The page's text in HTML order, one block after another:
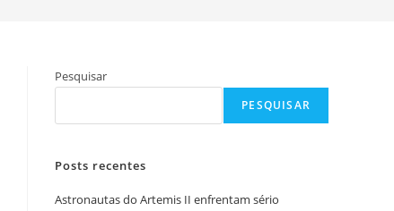
Pesquisar
PESQUISAR
Posts recentes
Astronautas do Artemis II enfrentam sério